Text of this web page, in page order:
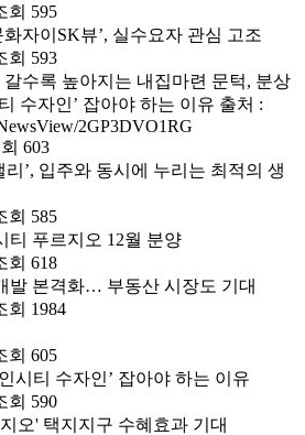
회 595
화자이SK뷰’, 실수요자 관심 고조
회 593
수록 높아지는 내집마련 문턱, 분상
수자인’ 잡아야 하는 이유 출처 :
2GP3DVO1RG
603
’, 입주와 동시에 누리는 최적의 생
회 585
티 푸르지오 12월 분양
회 618
발 본격화… 부동산 시장도 기대
회 1984
회 605
시티 수자인’ 잡아야 하는 이유
회 590
오' 택지지구 수혜효과 기대